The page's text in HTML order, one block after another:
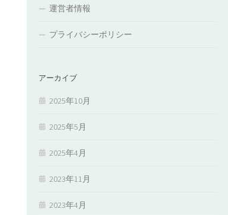
運営者情報
プライバシーポリシー
アーカイブ
2025年10月
2025年5月
2025年4月
2023年11月
2023年4月